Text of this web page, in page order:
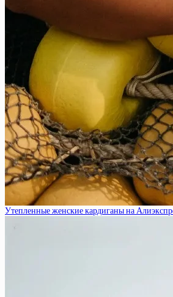
Утепленные женские кардиганы на